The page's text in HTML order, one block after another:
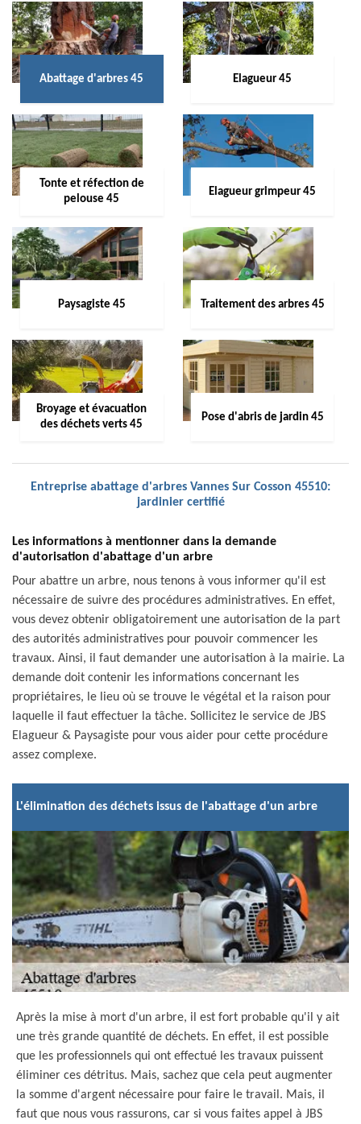
Abattage d'arbres 45 Elagueur 45
Tonte et réfection de
pelouse 45
Elagueur grimpeur 45
Paysagiste 45 Traitement des arbres 45
Broyage et évacuation
des déchets verts 45
Pose d'abris de jardin 45
Entreprise abattage d'arbres Vannes Sur Cosson 45510:
jardinier certifié
Les informations à mentionner dans la demande
d'autorisation d'abattage d'un arbre
Pour abattre un arbre, nous tenons à vous informer qu'il est
nécessaire de suivre des procédures administratives. En effet,
vous devez obtenir obligatoirement une autorisation de la part
des autorités administratives pour pouvoir commencer les
travaux. Ainsi, il faut demander une autorisation à la mairie. La
demande doit contenir les informations concernant les
propriétaires, le lieu où se trouve le végétal et la raison pour
laquelle il faut effectuer la tâche. Sollicitez le service de JBS
Elagueur & Paysagiste pour vous aider pour cette procédure
assez complexe.
L'élimination des déchets issus de l'abattage d'un arbre
Après la mise à mort d'un arbre, il est fort probable qu'il y ait
une très grande quantité de déchets. En effet, il est possible
que les professionnels qui ont effectué les travaux puissent
éliminer ces détritus. Mais, sachez que cela peut augmenter
la somme d'argent nécessaire pour faire le travail. Mais, il
faut que nous vous rassurons, car si vous faites appel à JBS